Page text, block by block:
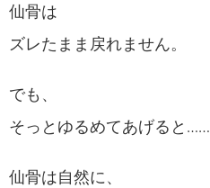
仙骨は
ズレたまま戻れません。
でも、
そっとゆるめてあげると……
仙骨は自然に、